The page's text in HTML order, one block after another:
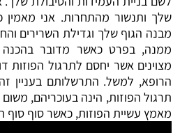
שלך ותנשור מהתחרות. אני מאמין
מבנה הגוף שלך וגדילת השרירים
ממנה, בפרט כאשר מדובר בהכנה
מצוינים אשר יחסם לתרגול
הרופא, למשל. התרשלותם בעניין
תרגול הפוזות, הינה בעוכריהם,
מאמץ עשיית הפוזות, כאשר סוף